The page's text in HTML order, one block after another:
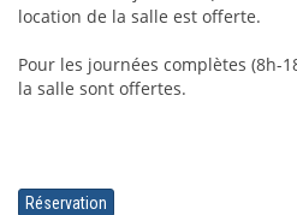
location de la salle est offerte.
Pour les journées complètes (8h-
la salle sont offertes.
Réservation